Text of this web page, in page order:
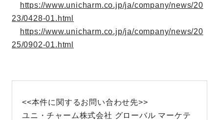
https://www.unicharm.co.jp/ja/company/news/20
23/0428-01.html
https://www.unicharm.co.jp/ja/company/news/20
25/0902-01.html
<<本件に関するお問い合わせ先>>
ユニ・チャーム株式会社 グローバル マーケテ